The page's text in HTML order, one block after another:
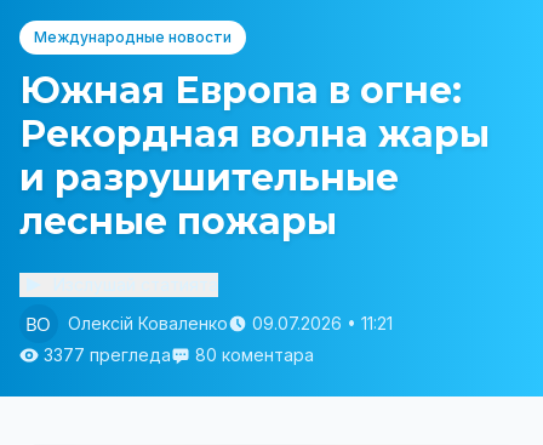
Международные новости
Южная Европа в огне:
Рекордная волна жары
и разрушительные
лесные пожары
Олексій Коваленко
09.07.2026 • 11:21
3377 прегледа
80 коментара